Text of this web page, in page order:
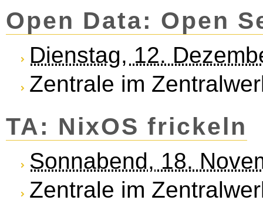
Open Data: Open
Dienstag, 12.
Zentrale im
TA: NixOS frickeln
Sonnabend, 18.
Zentrale im